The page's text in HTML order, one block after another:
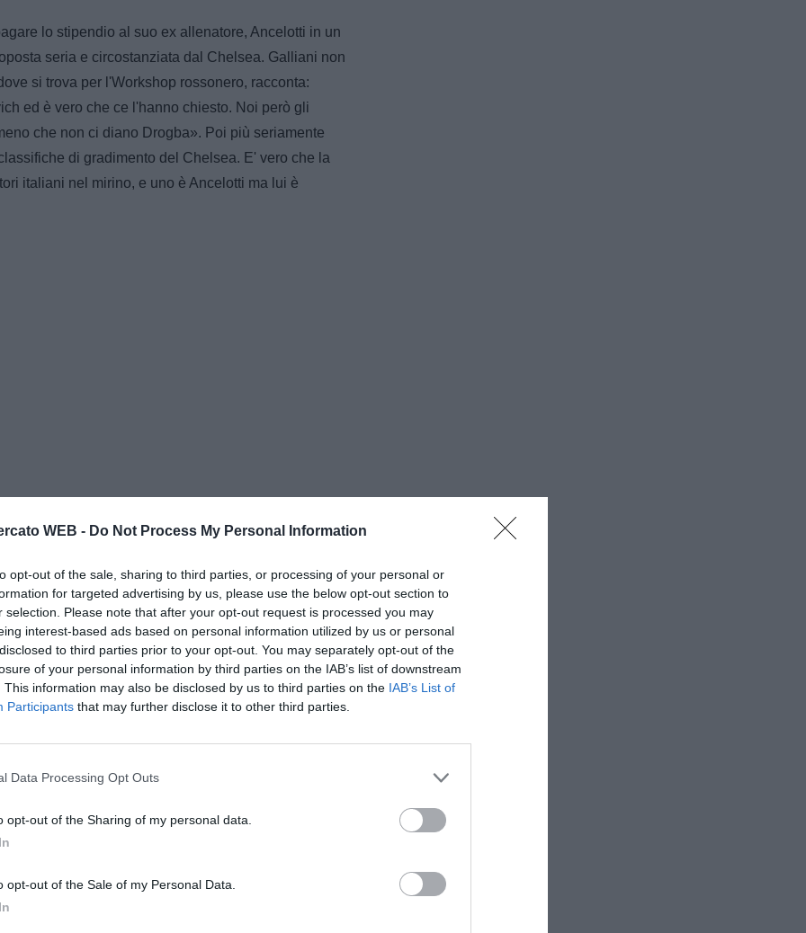
WEB - Do Not Process My Personal Information
opt-out of the sale, sharing to third parties, or processing of your personal or
for targeted advertising by us, please use the below opt-out section to
selection. Please note that after your opt-out request is processed you may
interest-based ads based on personal information utilized by us or personal
to third parties prior to your opt-out. You may separately opt-out of the
of your personal information by third parties on the IAB’s list of downstream
This information may also be disclosed by us to third parties on the IAB’s List of
Participants that may further disclose it to other third parties.
Data Processing Opt Outs
opt-out of the Sharing of my personal data.
opt-out of the Sale of my Personal Data.
lo stipendio al suo ex allenatore, Ancelotti in un
seria e circostanziata dal Chelsea. Galliani non
si trova per l'Workshop rossonero, racconta:
ed è vero che ce l'hanno chiesto. Noi però gli
che non ci diano Drogba». Poi più seriamente
di gradimento del Chelsea. E' vero che la
italiani nel mirino, e uno è Ancelotti ma lui è
L'altro nome caldo è quello di Lippi, ma
contrattuali non ama l'Inghilterra, conosce
un'offerta di una squadra più vicina a casa
italiano ma dice anche di non aver avuto nessun
ancora non l'ha contattato e l'unico motivo
cambiare idea al suo "number one" (leggi Ancelotti)
al Chelsea, è un'ipotesi impossibile da
niente di certo. Ed è forse questo il motivo per
stesso concetto: «Ancelotti al Chelsea? Sì ma ci
ma potrebbe anche essere una strada
soluzioni per portare a casa un fuoriclasse di nome
stesso ad rossonero sempre ieri ha dichiarato: «Per
di euro e noi siamo scappati». Il Milan ha cambiato
e si affida ai giovani come Pato, Kakà e forse
con il botto e non si accontentano certo di
perché Galliani prova a tastare il polso